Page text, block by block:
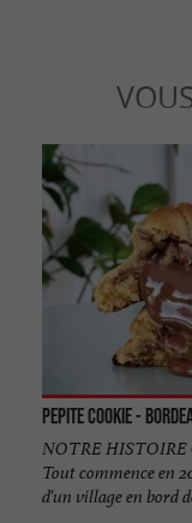
Pepite Cookie -
NOTRE
Tout commence en
d'un village en bord